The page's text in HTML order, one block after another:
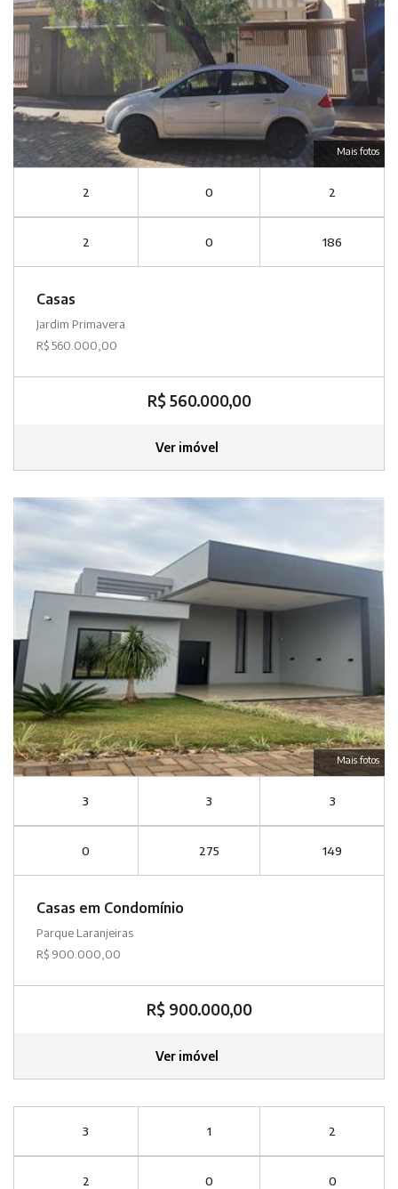
Mais fotos
2 0 2
2 0 186
Casas
Jardim Primavera
R$ 560.000,00
R$ 560.000,00
Ver imóvel
Mais fotos
3 3 3
0 275 149
Casas em Condomínio
Parque Laranjeiras
R$ 900.000,00
R$ 900.000,00
Ver imóvel
3 1 2
2 0 0